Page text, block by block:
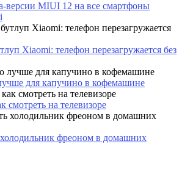
версии MIUI 12 на все смартфоны
Xiaomi: телефон перезагружается без
для капучино в кофемашине
смотреть на телевизоре
холодильник фреоном в домашних